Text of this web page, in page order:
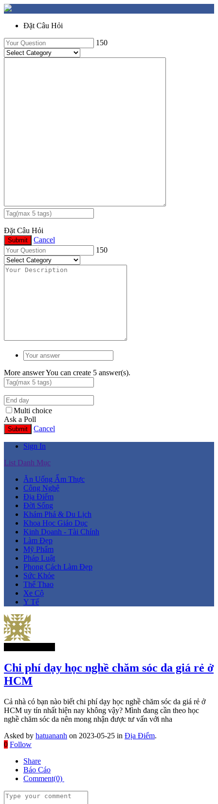
Đặt Câu Hỏi
150
Đặt Câu Hỏi
Submit
Cancel
150
More answerYou can create 5 answer(s).
Multi choice
Ask a Poll
Submit Cancel
Sign In
List Danh Mục
Ăn Uống Ẩm Thực
Công Nghệ
Địa Điểm
Đời Sống
Khám Phá & Du Lịch
Khoa Học Giáo Dục
Kinh Doanh - Tài Chính
Làm Đẹp
Mỹ Phẩm
Pháp Luật
Phong Cách Làm Đẹp
Sức Khỏe
Thể Thao
Xe Cộ
Y Tế
Chi phí dạy học nghề chăm sóc da giá rẻ ở
HCM
Cả nhà có bạn nào biết chi phí dạy học nghề chăm sóc da giá rẻ ở
HCM uy tín nhất hiện nay không vậy? Mình đang cần theo học
nghề chăm sóc da nên mong nhận được tư vấn với nha
Asked by hatuananh on 2023-05-25 in Địa Điểm.
0 Follow
Share
Báo Cáo
Comment(0)